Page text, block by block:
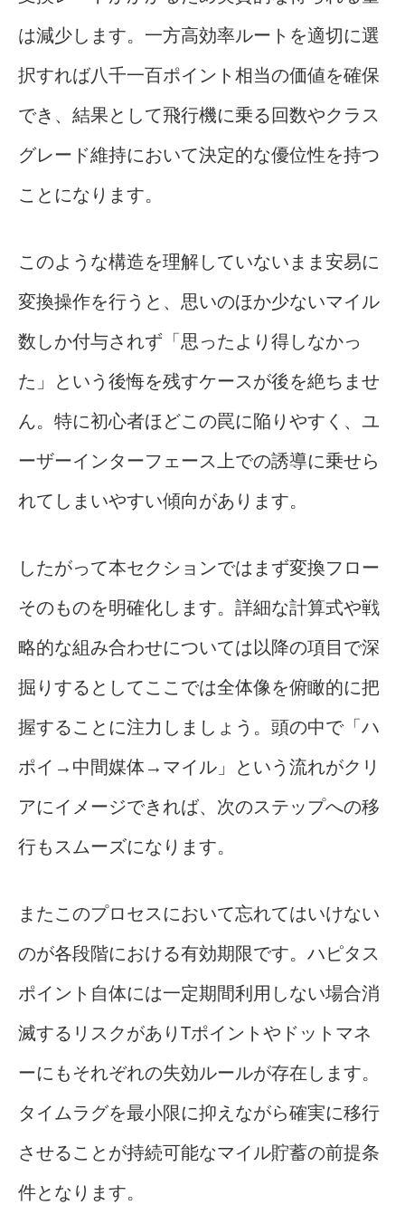
は減少します。一方高効率ルートを適切に選
択すれば八千一百ポイント相当の価値を確保
でき、結果として飛行機に乗る回数やクラス
グレード維持において決定的な優位性を持つ
ことになります。
このような構造を理解していないまま安易に
変換操作を行うと、思いのほか少ないマイル
数しか付与されず「思ったより得しなかっ
た」という後悔を残すケースが後を絶ちませ
ん。特に初心者ほどこの罠に陥りやすく、ユ
ーザーインターフェース上での誘導に乗せら
れてしまいやすい傾向があります。
したがって本セクションではまず変換フロー
そのものを明確化します。詳細な計算式や戦
略的な組み合わせについては以降の項目で深
掘りするとしてここでは全体像を俯瞰的に把
握することに注力しましょう。頭の中で「ハ
ポイ→中間媒体→マイル」という流れがクリ
アにイメージできれば、次のステップへの移
行もスムーズになります。
またこのプロセスにおいて忘れてはいけない
のが各段階における有効期限です。ハピタス
ポイント自体には一定期間利用しない場合消
滅するリスクがありTポイントやドットマネ
ーにもそれぞれの失効ルールが存在します。
タイムラグを最小限に抑えながら確実に移行
させることが持続可能なマイル貯蓄の前提条
件となります。